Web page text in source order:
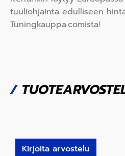
tuuliohjainta edulliseen
Tuningkauppa.comista!
/
Kirjoita arvostelu